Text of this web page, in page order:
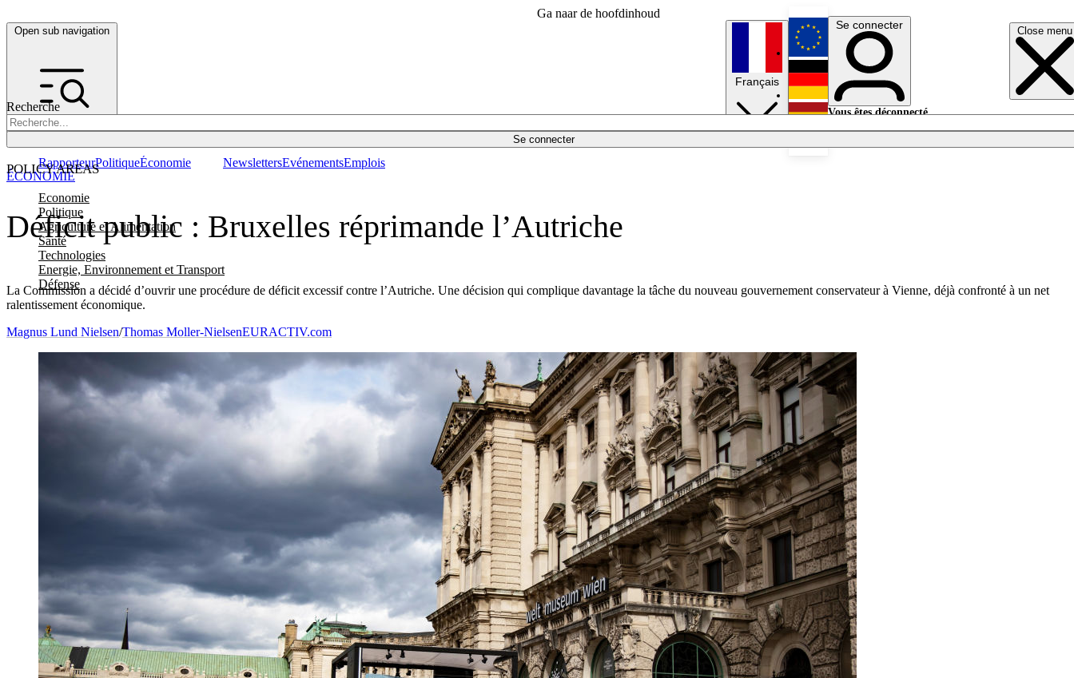
Ga naar de hoofdinhoud
Open sub navigation Close menu
Recherche
Se connecter
POLICY AREAS
Economie
Politique
Agriculture et Alimentation
Santé
Technologies
Energie, Environnement et Transport
Défense
RapporteurPolitiqueÉconomie NewslettersEvénementsEmplois
Français
English
Deutsch
Se connecter
Vous êtes déconnecté.
Déficit public : Bruxelles réprimande l’Autriche
La Commission a décidé d’ouvrir une procédure de déficit excessif contre l’Autriche. Une décision qui complique davantage la tâche du nouveau gouvernement conservateur à Vienne, déjà confronté à un net
ralentissement économique.
ÉCONOMIE
Magnus Lund Nielsen/Thomas Moller-NielsenEURACTIV.com